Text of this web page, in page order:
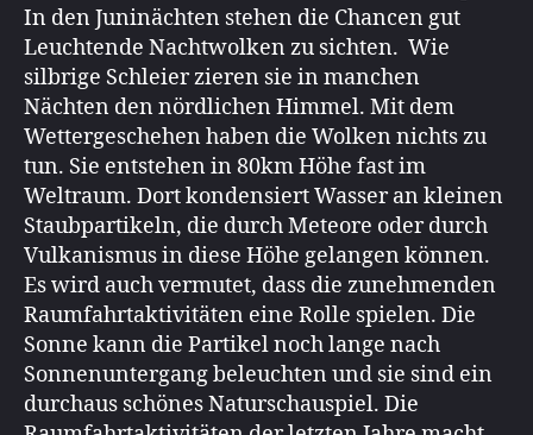
In den Juninächten stehen die Chancen gut
Leuchtende Nachtwolken zu sichten. Wie
silbrige Schleier zieren sie in manchen
Nächten den nördlichen Himmel. Mit dem
Wettergeschehen haben die Wolken nichts zu
tun. Sie entstehen in 80km Höhe fast im
Weltraum. Dort kondensiert Wasser an kleinen
Staubpartikeln, die durch Meteore oder durch
Vulkanismus in diese Höhe gelangen können.
Es wird auch vermutet, dass die zunehmenden
Raumfahrtaktivitäten eine Rolle spielen. Die
Sonne kann die Partikel noch lange nach
Sonnenuntergang beleuchten und sie sind ein
durchaus schönes Naturschauspiel. Die